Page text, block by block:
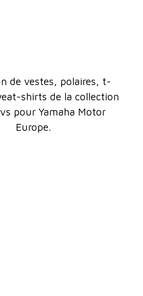
de vestes, polaires, t-
shirts de la collection
pour Yamaha Motor
Europe.